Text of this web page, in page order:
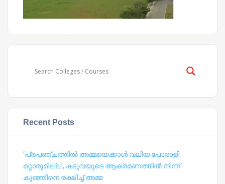
Recent Posts
‘പ്രപഞ്ചത്തില്‍ അമ്മയെക്കാള്‍ വലിയ പോരാളി
മറ്റാരുമില്ല’, കടുവയുടെ ആക്രമണത്തില്‍ നിന്ന്
കുഞ്ഞിനെ രക്ഷിച്ച് അമ്മ